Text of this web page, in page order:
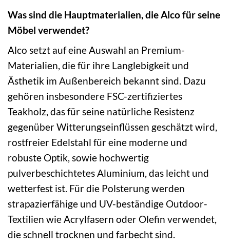
Was sind die Hauptmaterialien, die Alco für seine
Möbel verwendet?
Alco setzt auf eine Auswahl an Premium-
Materialien, die für ihre Langlebigkeit und
Ästhetik im Außenbereich bekannt sind. Dazu
gehören insbesondere FSC-zertifiziertes
Teakholz, das für seine natürliche Resistenz
gegenüber Witterungseinflüssen geschätzt wird,
rostfreier Edelstahl für eine moderne und
robuste Optik, sowie hochwertig
pulverbeschichtetes Aluminium, das leicht und
wetterfest ist. Für die Polsterung werden
strapazierfähige und UV-beständige Outdoor-
Textilien wie Acrylfasern oder Olefin verwendet,
die schnell trocknen und farbecht sind.